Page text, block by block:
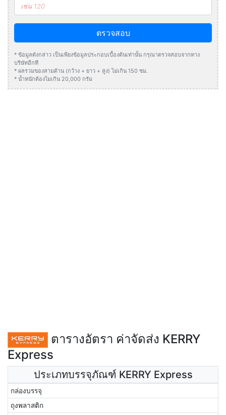
ตรวจสอบ
* ข้อมูลดังกล่าว เป็นเพียงข้อมูลประกอบเบื้องต้นเท่านั้น กรุณาตรวจสอบจากทาง
บริษัทอีกที
* ผลรวมของสามด้าน (กว้าง + ยาว + สูง) ไม่เกิน 150 ซม.
* น้ำหนักต้องไมเกิน 20,000 กรัม
ตารางอัตรา ค่าจัดส่ง KERRY
Express
ประเภทบรรจุภัณฑ์ KERRY Express
กล่องบรรจุ
ถุงพลาสติก